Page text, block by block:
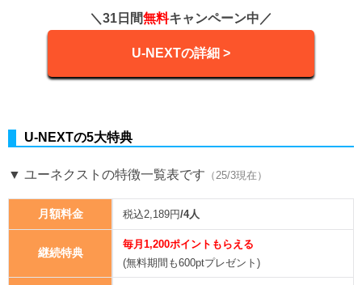
＼31日間無料キャンペーン中／
U-NEXTの詳細 >
U-NEXTの5大特典
▼ ユーネクストの特徴一覧表です （25/3現在）
月額料金 税込2,189円/4人
継続特典
毎月1,200ポイントもらえる
(無料期間も600ptプレゼント)